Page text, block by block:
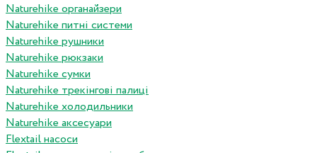
Naturehike органайзери
Naturehike питні системи
Naturehike рушники
Naturehike рюкзаки
Naturehike сумки
Naturehike трекінгові палиці
Naturehike холодильники
Naturehike аксесуари
Flextail насоси